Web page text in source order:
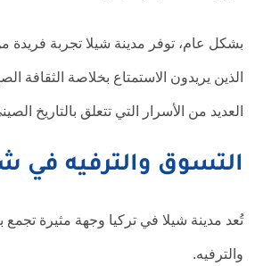
بشكل عام، توفر مدينة شيلا تجربة فريدة
الذين يريدون الاستمتاع بخلاصة الثقافة
العديد من الأسرار التي تتعلق بالتاريخ
التسوق والترفيه في
تُعد مدينة شيلا في تركيا وجهة مثيرة تجمع
والترفيه.